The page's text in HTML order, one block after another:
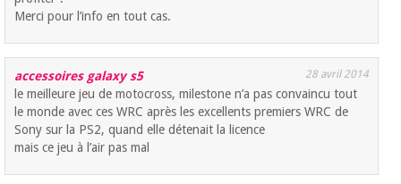
Merci pour l’info en tout cas.
accessoires galaxy s5 28 avril 2014
le meilleure jeu de motocross, milestone n’a pas convaincu tout
le monde avec ces WRC après les excellents premiers WRC de
Sony sur la PS2, quand elle détenait la licence
mais ce jeu à l’air pas mal